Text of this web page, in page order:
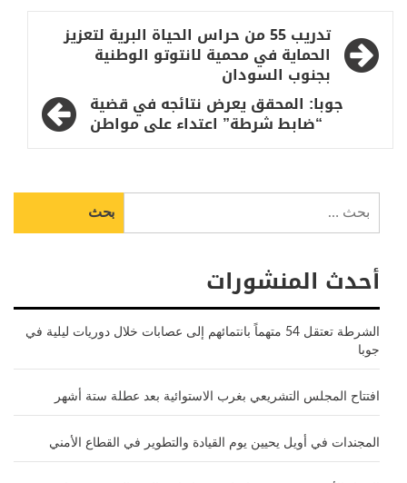
تصفّح
المقالات
تدريب 55 من حراس الحياة البرية لتعزيز
الحماية في محمية لانتوتو الوطنية
بجنوب السودان
جوبا: المحقق يعرض نتائجه في قضية
“ضابط شرطة” اعتداء على مواطن
عن:
أحدث المنشورات
الشرطة تعتقل 54 متهماً بانتمائهم إلى عصابات خلال دوريات ليلية في
جوبا
افتتاح المجلس التشريعي بغرب الاستوائية بعد عطلة ستة أشهر
المجندات في أويل يحيين يوم القيادة والتطوير في القطاع الأمني